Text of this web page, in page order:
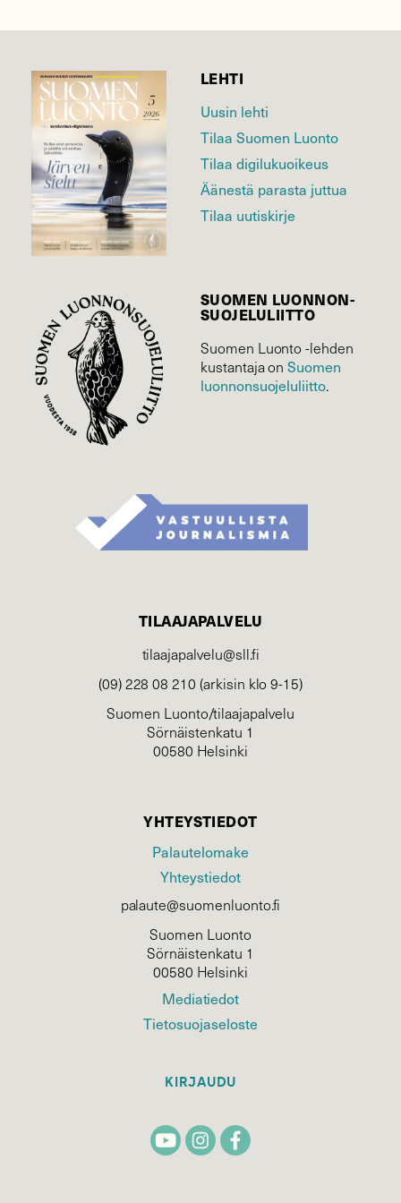
LEHTI
Uusin lehti
Tilaa Suomen Luonto
Tilaa digilukuoikeus
Äänestä parasta juttua
Tilaa uutiskirje
SUOMEN LUONNON­
SUOJELU­LIITTO
Suomen Luonto -lehden
kustantaja onSuomen
luonnonsuojelu­liitto.
TILAAJAPALVELU
tilaajapalvelu@sll.fi
(09) 228 08 210 (arkisin klo 9-15)
Suomen Luonto/tilaajapalvelu
Sörnäistenkatu 1
00580 Helsinki
YHTEYSTIEDOT
Palautelomake
Yhteystiedot
palaute@suomenluonto.fi
Suomen Luonto
Sörnäistenkatu 1
00580 Helsinki
Mediatiedot
Tietosuojaseloste
KIRJAUDU